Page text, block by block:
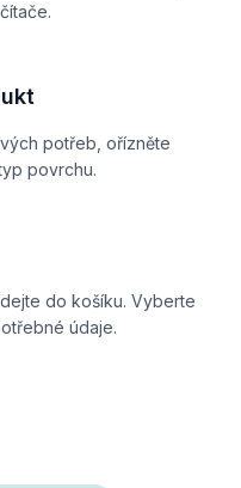
potřeb, ořízněte
povrchu.
do košíku. Vyberte
údaje.